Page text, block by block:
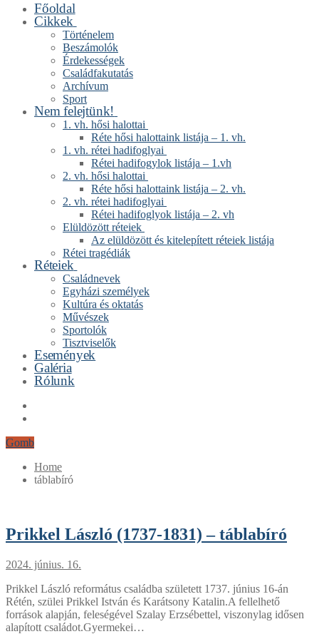
Főoldal
Cikkek
Történelem
Beszámolók
Érdekességek
Családfakutatás
Archívum
Sport
Nem felejtünk!
1. vh. hősi halottai
Réte hősi halottaink listája – 1. vh.
1. vh. rétei hadifoglyai
Rétei hadifogylok listája – 1.vh
2. vh. hősi halottai
Réte hősi halottaink listája – 2. vh.
2. vh. rétei hadifoglyai
Rétei hadifoglyok listája – 2. vh
Elüldözött réteiek
Az elüldözött és kitelepített réteiek listája
Rétei tragédiák
Réteiek
Családnevek
Egyházi személyek
Kultúra és oktatás
Művészek
Sportolók
Tisztviselők
Események
Galéria
Rólunk
Gomb
Home
táblabíró
Prikkel László (1737-1831) – táblabíró
2024. június. 16.
Prikkel László református családba született 1737. június 16-án
Rétén, szülei Prikkel István és Karátsony Katalin.A fellelhető
források alapján, feleségével Szalay Erzsébettel, viszonylag idősen
alapított családot.Gyermekei…